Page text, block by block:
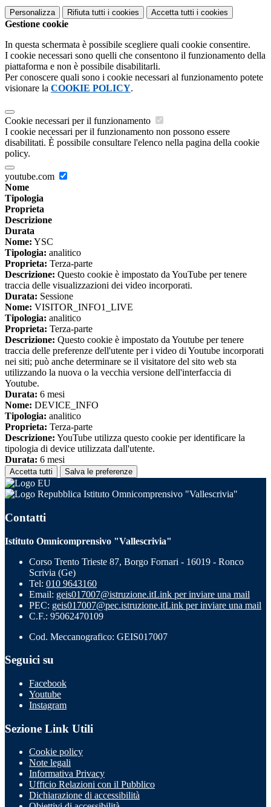
Personalizza Rifiuta tutti i cookies Accetta tutti i cookies
Gestione cookie
In questa schermata è possibile scegliere quali cookie consentire.
I cookie necessari sono quelli che consentono il funzionamento della
piattaforma e non è possibile disabilitarli.
Per conoscere quali sono i cookie necessari al funzionamento potete
visionare la COOKIE POLICY.
Cookie necessari per il funzionamento
I cookie necessari per il funzionamento non possono essere
disabilitati. È possibile consultare l'elenco nella pagina della cookie
policy.
youtube.com
Nome
Tipologia
Proprieta
Descrizione
Durata
Nome: YSC
Tipologia: analitico
Proprieta: Terza-parte
Descrizione: Questo cookie è impostato da YouTube per tenere
traccia delle visualizzazioni dei video incorporati.
Durata: Sessione
Nome: VISITOR_INFO1_LIVE
Tipologia: analitico
Proprieta: Terza-parte
Descrizione: Questo cookie è impostato da Youtube per tenere
traccia delle preferenze dell'utente per i video di Youtube incorporati
nei siti; può anche determinare se il visitatore del sito web sta
utilizzando la nuova o la vecchia versione dell'interfaccia di
Youtube.
Durata: 6 mesi
Nome: DEVICE_INFO
Tipologia: analitico
Proprieta: Terza-parte
Descrizione: YouTube utilizza questo cookie per identificare la
tipologia di device utilizzata dall'utente.
Durata: 6 mesi
Accetta tutti Salva le preferenze
Istituto Omnicomprensivo "Vallescrivia"
Contatti
Istituto Omnicomprensivo "Vallescrivia"
Corso Trento Trieste 87, Borgo Fornari - 16019 - Ronco
Scrivia (Ge)
Tel: 010 9643160
Email: geis017007@istruzione.itLink per inviare una mail
PEC: geis017007@pec.istruzione.itLink per inviare una mail
C.F.: 95062470109
Cod. Meccanografico: GEIS017007
Seguici su
Facebook
Youtube
Instagram
Sezione Link Utili
Cookie policy
Note legali
Informativa Privacy
Ufficio Relazioni con il Pubblico
Dichiarazione di accessibilità